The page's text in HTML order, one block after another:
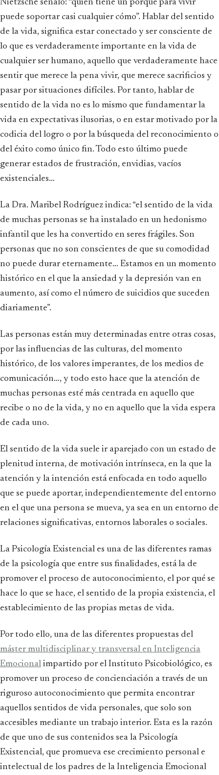
Nietzsche señaló: “quien tiene un porqué para vivir
puede soportar casi cualquier cómo”. Hablar del sentido
de la vida, significa estar conectado y ser consciente de
lo que es verdaderamente importante en la vida de
cualquier ser humano, aquello que verdaderamente hace
sentir que merece la pena vivir, que merece sacrificios y
pasar por situaciones difíciles. Por tanto, hablar de
sentido de la vida no es lo mismo que fundamentar la
vida en expectativas ilusorias, o en estar motivado por la
codicia del logro o por la búsqueda del reconocimiento o
del éxito como único fin. Todo esto último puede
generar estados de frustración, envidias, vacíos
existenciales…
La Dra. Maribel Rodríguez indica: “el sentido de la vida
de muchas personas se ha instalado en un hedonismo
infantil que les ha convertido en seres frágiles. Son
personas que no son conscientes de que su comodidad
no puede durar eternamente… Estamos en un momento
histórico en el que la ansiedad y la depresión van en
aumento, así como el número de suicidios que suceden
diariamente”.
Las personas están muy determinadas entre otras cosas,
por las influencias de las culturas, del momento
histórico, de los valores imperantes, de los medios de
comunicación…, y todo esto hace que la atención de
muchas personas esté más centrada en aquello que
recibe o no de la vida, y no en aquello que la vida espera
de cada uno.
El sentido de la vida suele ir aparejado con un estado de
plenitud interna, de motivación intrínseca, en la que la
atención y la intención está enfocada en todo aquello
que se puede aportar, independientemente del entorno
en el que una persona se mueva, ya sea en un entorno de
relaciones significativas, entornos laborales o sociales.
La Psicología Existencial es una de las diferentes ramas
de la psicología que entre sus finalidades, está la de
promover el proceso de autoconocimiento, el por qué se
hace lo que se hace, el sentido de la propia existencia, el
establecimiento de las propias metas de vida.
Por todo ello, una de las diferentes propuestas del
máster multidisciplinar y transversal en Inteligencia
Emocional impartido por el Instituto Psicobiológico, es
promover un proceso de concienciación a través de un
riguroso autoconocimiento que permita encontrar
aquellos sentidos de vida personales, que solo son
accesibles mediante un trabajo interior. Esta es la razón
de que uno de sus contenidos sea la Psicología
Existencial, que promueva ese crecimiento personal e
intelectual de los padres de la Inteligencia Emocional